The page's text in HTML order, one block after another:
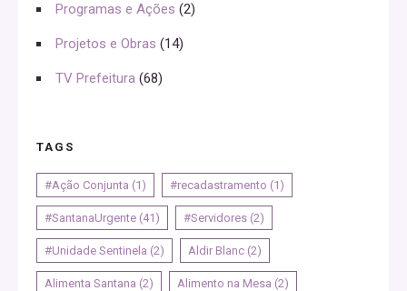
Programas e Ações (2)
Projetos e Obras (14)
TV Prefeitura (68)
TAGS
#Ação Conjunta (1) #recadastramento (1)
#SantanaUrgente (41) #Servidores (2)
#Unidade Sentinela (2) Aldir Blanc (2)
Alimenta Santana (2) Alimento na Mesa (2)